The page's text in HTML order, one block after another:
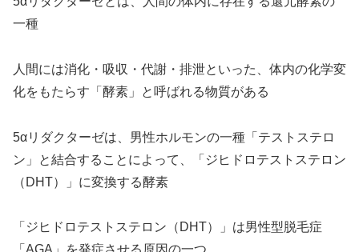
一種
人間には消化・吸収・代謝・排泄といった、体内の化学変
化をもたらす「酵素」と呼ばれる物質がある
5αリダクターゼは、男性ホルモンの一種「テストステロ
ン」と結合することによって、「ジヒドロテストステロン
（DHT）」に変換する酵素
「ジヒドロテストステロン（DHT）」は男性型脱毛症